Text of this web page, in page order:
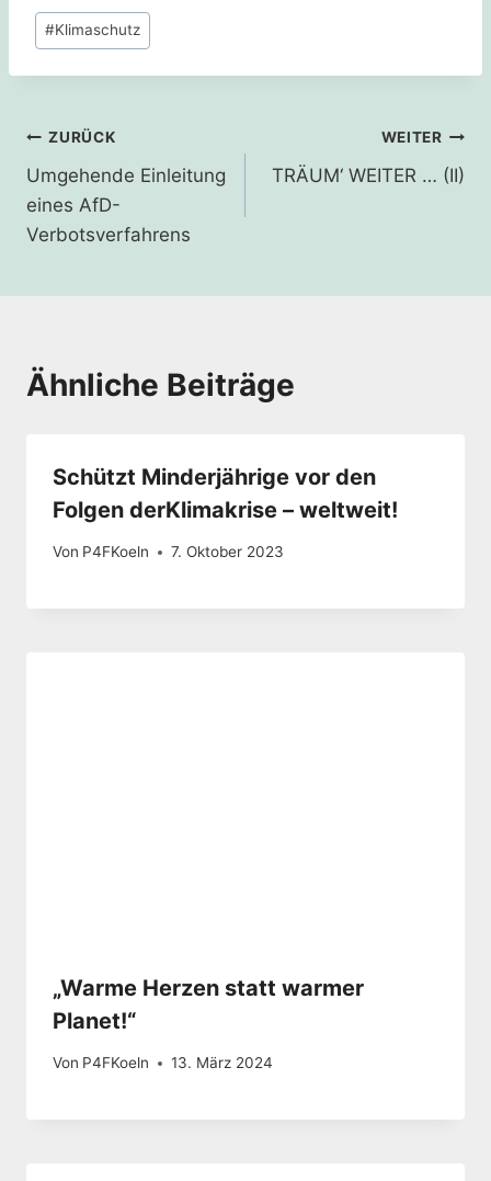
Schlagworte:
#Klimaschutz
Beitragsnavigation
ZURÜCK
Umgehende Einleitung
eines AfD-
Verbotsverfahrens
WEITER
TRÄUM‘ WEITER … (II)
Ähnliche Beiträge
Schützt Minderjährige vor den
Folgen derKlimakrise – weltweit!
Von P4FKoeln 7. Oktober 2023
„Warme Herzen statt warmer
Planet!“
Von P4FKoeln 13. März 2024